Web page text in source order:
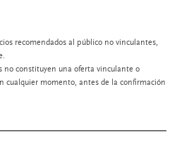
recomendados al público no vinculantes,
no constituyen una oferta vinculante o
cualquier momento, antes de la confirmación